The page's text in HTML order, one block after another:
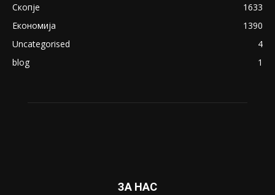
Скопје
1633
Економија
1390
Uncategorised
4
blog
1
ЗА НАС